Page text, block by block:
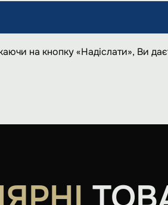
на кнопку «Надіслати», Ви